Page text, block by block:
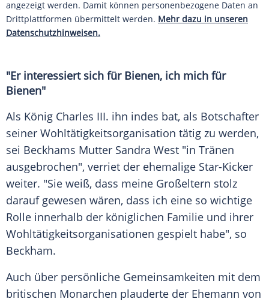
angezeigt werden. Damit können personenbezogene Daten an
Drittplattformen übermittelt werden. Mehr dazu in unseren
Datenschutzhinweisen.
"Er interessiert sich für Bienen, ich mich für
Bienen"
Als König Charles III. ihn indes bat, als Botschafter
seiner Wohltätigkeitsorganisation tätig zu werden,
sei Beckhams Mutter Sandra West "in Tränen
ausgebrochen", verriet der ehemalige Star-Kicker
weiter. "Sie weiß, dass meine Großeltern stolz
darauf gewesen wären, dass ich eine so wichtige
Rolle innerhalb der königlichen Familie und ihrer
Wohltätigkeitsorganisationen gespielt habe", so
Beckham.
Auch über persönliche Gemeinsamkeiten mit dem
britischen Monarchen plauderte der Ehemann von